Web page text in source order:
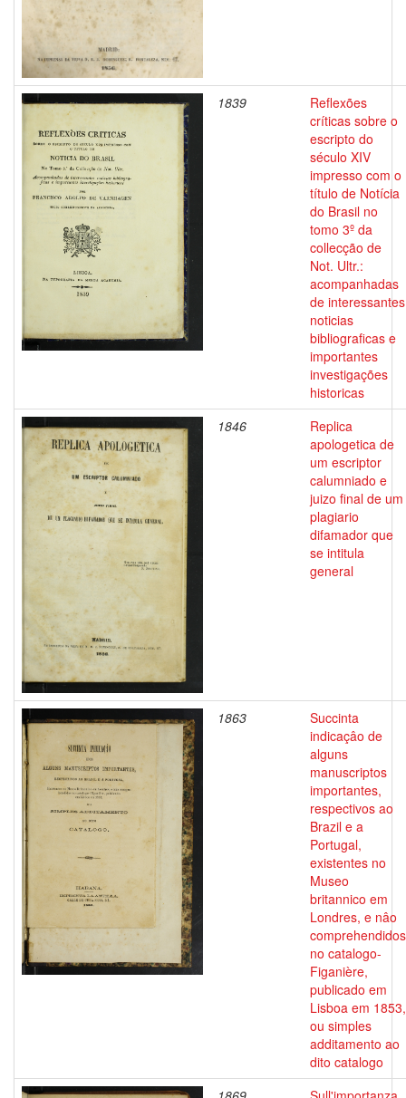
1839
Reflexões
críticas sobre o
escripto do
século XIV
impresso com o
título de Notícia
do Brasil no
tomo 3º da
collecção de
Not. Ultr.:
acompanhadas
de interessantes
noticias
bibliograficas e
importantes
investigações
historicas
1846
Replica
apologetica de
um escriptor
calumniado e
juizo final de um
plagiario
difamador que
se intitula
general
1863
Succinta
indicaçâo de
alguns
manuscriptos
importantes,
respectivos ao
Brazil e a
Portugal,
existentes no
Museo
britannico em
Londres, e nâo
comprehendidos
no catalogo-
Figanière,
publicado em
Lisboa em 1853,
ou simples
additamento ao
dito catalogo